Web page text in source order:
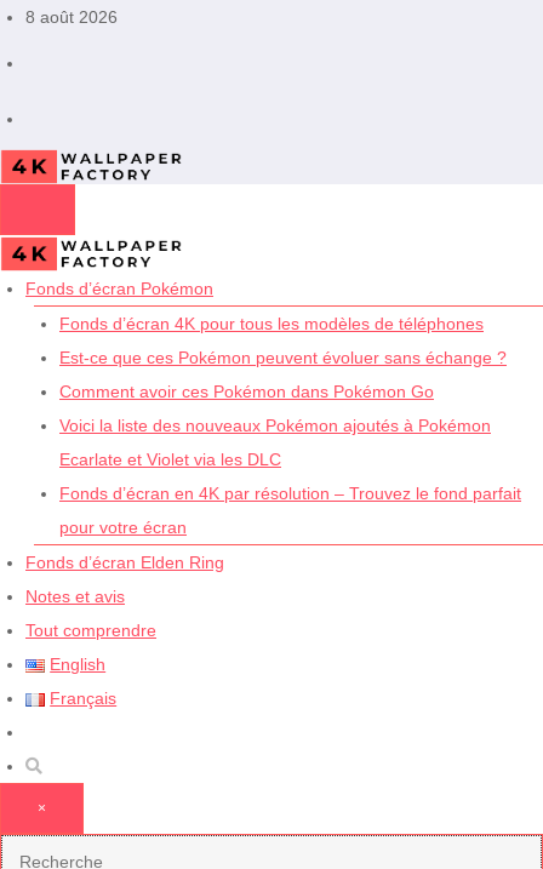
Aller8 août 2026
Fonds d’écran Pokémon
Fonds d’écran 4K pour tous les modèles de téléphones
Est-ce que ces Pokémon peuvent évoluer sans échange ?
Comment avoir ces Pokémon dans Pokémon Go
Voici la liste des nouveaux Pokémon ajoutés à Pokémon
Ecarlate et Violet via les DLC
Fonds d’écran en 4K par résolution – Trouvez le fond parfait
pour votre écran
Fonds d’écran Elden Ring
Notes et avis
Tout comprendre
English
Français
×